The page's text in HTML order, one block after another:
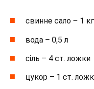
свинне сало – 1 кг
вода – 0,5 л
сіль – 4 ст. ложки
цукор – 1 ст.